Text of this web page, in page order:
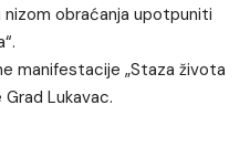
obraćanja upotpuniti
manifestacije „Staza života
Grad Lukavac.